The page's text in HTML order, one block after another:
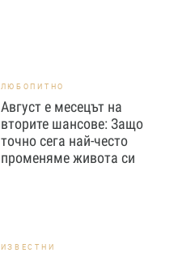
ЛЮБОПИТНО
Август е месецът на
вторите шансове: Защо
точно сега най-често
променяме живота си
ИЗВЕСТНИ